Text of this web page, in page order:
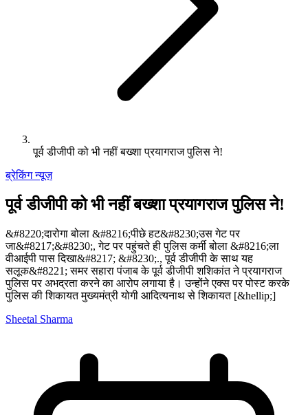
पूर्व डीजीपी को भी नहीं बख्शा प्रयागराज पुलिस ने!
ब्रेकिंग न्यूज़
पूर्व डीजीपी को भी नहीं बख्शा प्रयागराज पुलिस ने!
&#8220;दारोगा बोला &#8216;पीछे हट&#8230;उस गेट पर
जा&#8217;&#8230;, गेट पर पहुंचते ही पुलिस कर्मी बोला &#8216;ला
वीआईपी पास दिखा&#8217; &#8230;., पूर्व डीजीपी के साथ यह
सलूक&#8221; समर सहारा पंजाब के पूर्व डीजीपी शशिकांत ने प्रयागराज
पुलिस पर अभद्रता करने का आरोप लगाया है। उन्होंने एक्स पर पोस्ट करके
पुलिस की शिकायत मुख्यमंत्री योगी आदित्यनाथ से शिकायत [&hellip;]
Sheetal Sharma